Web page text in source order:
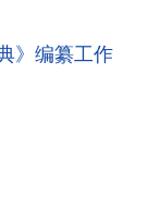
》编纂工作